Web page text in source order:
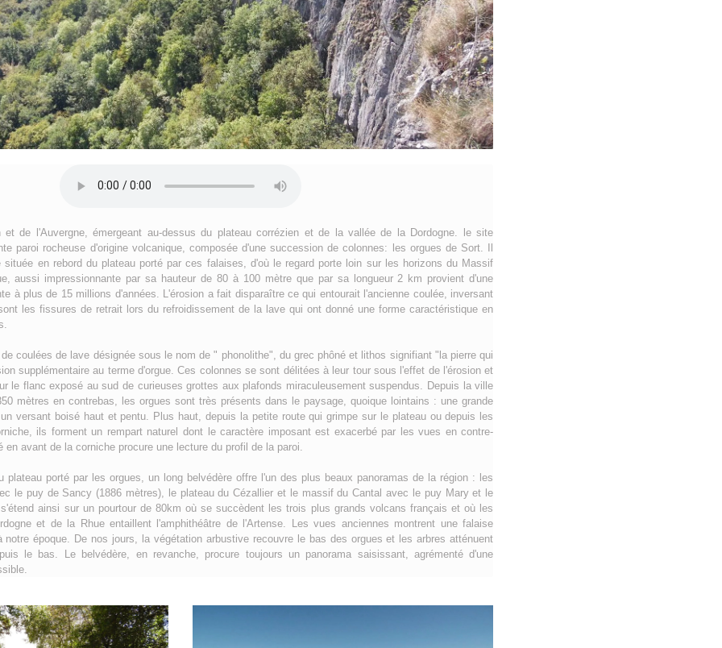
de l'Auvergne, émergeant au-dessus du plateau corrézien et de la vallée de la Dordogne. le site
paroi rocheuse d'origine volcanique, composée d'une succession de colonnes: les orgues de Sort. Il
située en rebord du plateau porté par ces falaises, d'où le regard porte loin sur les horizons du Massif
aussi impressionnante par sa hauteur de 80 à 100 mètre que par sa longueur 2 km provient d'une
à plus de 15 millions d'années. L'érosion a fait disparaître ce qui entourait l'ancienne coulée, inversant
les fissures de retrait lors du refroidissement de la lave qui ont donné une forme caractéristique en
coulées de lave désignée sous le nom de " phonolithe", du grec phôné et lithos signifiant "la pierre qui
supplémentaire au terme d'orgue. Ces colonnes se sont délitées à leur tour sous l'effet de l'érosion et
le flanc exposé au sud de curieuses grottes aux plafonds miraculeusement suspendus. Depuis la ville
mètres en contrebas, les orgues sont très présents dans le paysage, quoique lointains : une grande
versant boisé haut et pentu. Plus haut, depuis la petite route qui grimpe sur le plateau ou depuis les
ils forment un rempart naturel dont le caractère imposant est exacerbé par les vues en contre-
en avant de la corniche procure une lecture du profil de la paroi.
plateau porté par les orgues, un long belvédère offre l'un des plus beaux panoramas de la région : les
le puy de Sancy (1886 mètres), le plateau du Cézallier et le massif du Cantal avec le puy Mary et le
ainsi sur un pourtour de 80km où se succèdent les trois plus grands volcans français et où les
et de la Rhue entaillent l'amphithéâtre de l'Artense. Les vues anciennes montrent une falaise
notre époque. De nos jours, la végétation arbustive recouvre le bas des orgues et les arbres atténuent
le bas. Le belvédère, en revanche, procure toujours un panorama saisissant, agrémenté d'une